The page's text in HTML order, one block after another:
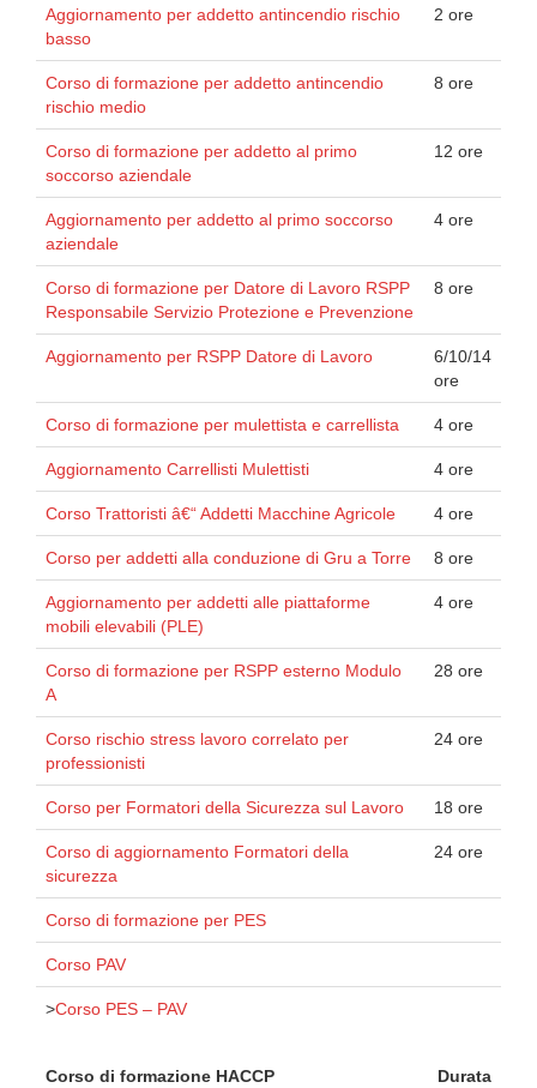
Aggiornamento per addetto antincendio rischio
basso
2 ore
Corso di formazione per addetto antincendio
rischio medio
8 ore
Corso di formazione per addetto al primo
soccorso aziendale
12 ore
Aggiornamento per addetto al primo soccorso
aziendale
4 ore
Corso di formazione per Datore di Lavoro RSPP
Responsabile Servizio Protezione e Prevenzione
8 ore
Aggiornamento per RSPP Datore di Lavoro
6/10/14
ore
Corso di formazione per mulettista e carrellista 4 ore
Aggiornamento Carrellisti Mulettisti 4 ore
Corso Trattoristi â€“ Addetti Macchine Agricole 4 ore
Corso per addetti alla conduzione di Gru a Torre 8 ore
Aggiornamento per addetti alle piattaforme
mobili elevabili (PLE)
4 ore
Corso di formazione per RSPP esterno Modulo
A
28 ore
Corso rischio stress lavoro correlato per
professionisti
24 ore
Corso per Formatori della Sicurezza sul Lavoro 18 ore
Corso di aggiornamento Formatori della
sicurezza
24 ore
Corso di formazione per PES
Corso PAV
>Corso PES – PAV
Corso di formazione HACCP Durata